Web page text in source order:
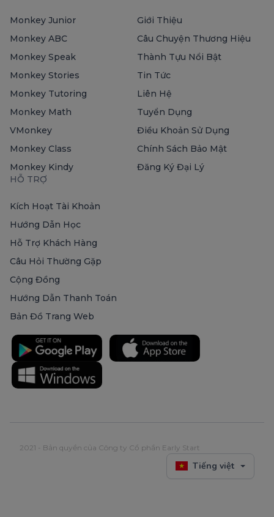
Monkey Junior
Monkey ABC
Monkey Speak
Monkey Stories
Monkey Tutoring
Monkey Math
VMonkey
Monkey Class
Monkey Kindy
Giới Thiệu
Câu Chuyện Thương Hiệu
Thành Tựu Nổi Bật
Tin Tức
Liên Hệ
Tuyển Dụng
Điều Khoản Sử Dụng
Chính Sách Bảo Mật
Đăng Ký Đại Lý
HỖ TRỢ
Kích Hoạt Tài Khoản
Hướng Dẫn Học
Hỗ Trợ Khách Hàng
Câu Hỏi Thường Gặp
Cộng Đồng
Hướng Dẫn Thanh Toán
Bản Đồ Trang Web
2021 - Bản quyền của Công ty Cổ phần Early Start
Tiếng việt